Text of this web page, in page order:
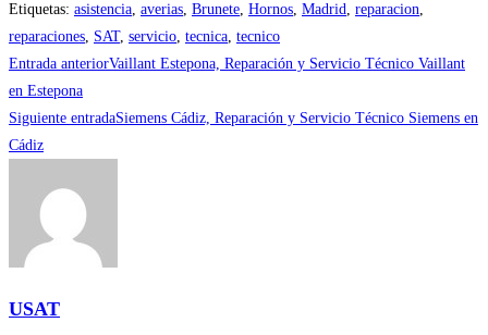
Etiquetas: asistencia, averias, Brunete, Hornos, Madrid, reparacion,
reparaciones, SAT, servicio, tecnica, tecnico
Leer
más
artículos
Entrada anteriorVaillant Estepona, Reparación y Servicio Técnico Vaillant
en Estepona
Siguiente entradaSiemens Cádiz, Reparación y Servicio Técnico Siemens en
Cádiz
USAT